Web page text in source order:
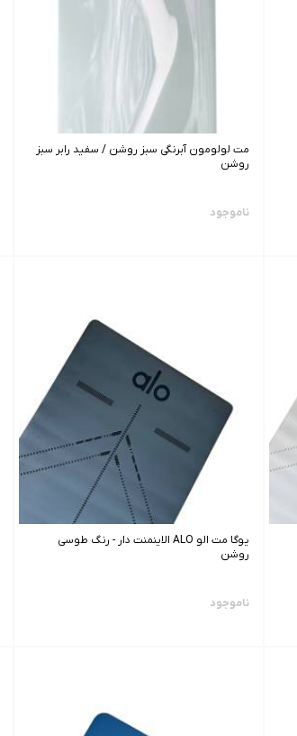
مت لولومون آبرنگی سبز روشن / سفید رابر سبز
روشن
ناموجود
یوگا مت الو ALO الاینمنت دار - رنگ طوسی
روشن
ناموجود